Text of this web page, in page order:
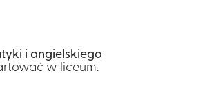
i angielskiego
w liceum.